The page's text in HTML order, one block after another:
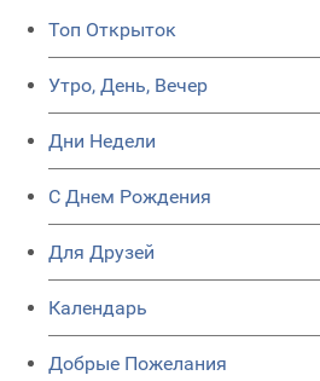
Топ Открыток
Утро, День, Вечер
Дни Недели
C Днем Рождения
Для Друзей
Календарь
Добрые Пожелания